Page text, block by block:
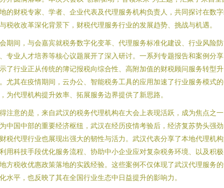
的财税专家、学者、企业代表及代理服务机构负责人，共同探讨在数
税收改革深化背景下，财税代理服务行业的发展趋势、挑战与机遇。
期间，与会嘉宾就税务数字化变革、代理服务标准化建设、行业风险防
专业人才培养等核心议题展开了深入研讨。一系列专题报告和案例分
了行业正从传统的簿记报税向综合性、高附加值的财税顾问服务转型升
尤其在疫情期间，云办公、智能税务工具的应用加速了行业服务模式
为代理机构提升效率、拓展服务边界提供了新思路。
注意的是，来自武汉的税务代理机构在大会上表现活跃，成为焦点之
中国中部的重要经济枢纽，武汉在经历疫情考验后，经济复苏势头强
税代理行业也展现出强大的韧性与活力。武汉代表分享了本地代理机
用科技手段优化服务流程、协助中小企业应对复杂税务环境、以及积
方税收优惠政策落地的实践经验。这些案例不仅体现了武汉代理服务
水平，也反映了其在全国行业生态中日益提升的影响力。